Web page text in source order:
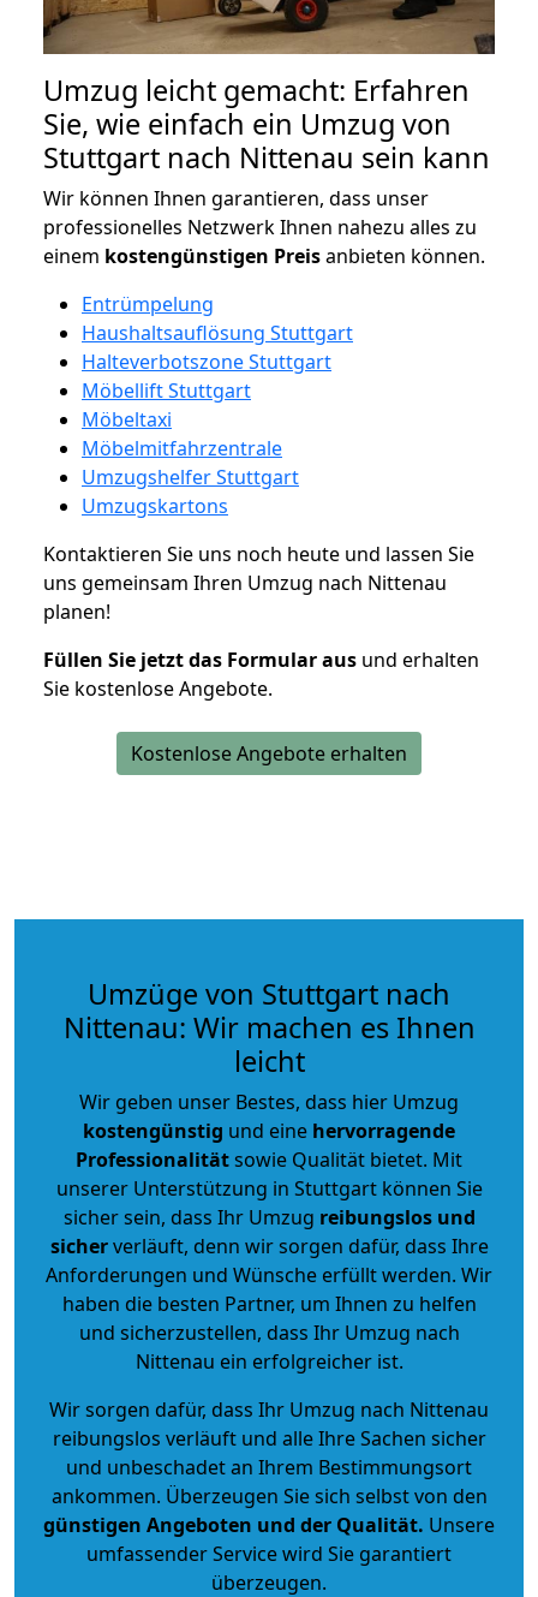
Umzug leicht gemacht: Erfahren
Sie, wie einfach ein Umzug von
Stuttgart nach Nittenau sein kann
Wir können Ihnen garantieren, dass unser
professionelles Netzwerk Ihnen nahezu alles zu
einem kostengünstigen Preisanbieten können.
Entrümpelung
Haushaltsauflösung Stuttgart
Halteverbotszone Stuttgart
Möbellift Stuttgart
Möbeltaxi
Möbelmitfahrzentrale
Umzugshelfer Stuttgart
Umzugskartons
Kontaktieren Sie uns noch heute und lassen Sie
uns gemeinsam Ihren Umzug nach Nittenau
planen!
Füllen Sie jetzt das Formular aus und erhalten
Sie kostenlose Angebote.
Kostenlose Angebote erhalten
Umzüge von Stuttgart nach
Nittenau: Wir machen es Ihnen
leicht
Wir geben unser Bestes, dass hier Umzug
kostengünstig und eine hervorragende
Professionalitätsowie Qualität bietet. Mit
unserer Unterstützung in Stuttgart können Sie
sicher sein, dass Ihr Umzug reibungslos und
sicherverläuft, denn wir sorgen dafür, dass Ihre
Anforderungen und Wünsche erfüllt werden. Wir
haben die besten Partner, um Ihnen zu helfen
und sicherzustellen, dass Ihr Umzug nach
Nittenau ein erfolgreicher ist.
Wir sorgen dafür, dass Ihr Umzug nach Nittenau
reibungslos verläuft und alle Ihre Sachen sicher
und unbeschadet an Ihrem Bestimmungsort
ankommen. Überzeugen Sie sich selbst von den
günstigen Angeboten und der Qualität. Unsere
umfassender Service wird Sie garantiert
überzeugen.